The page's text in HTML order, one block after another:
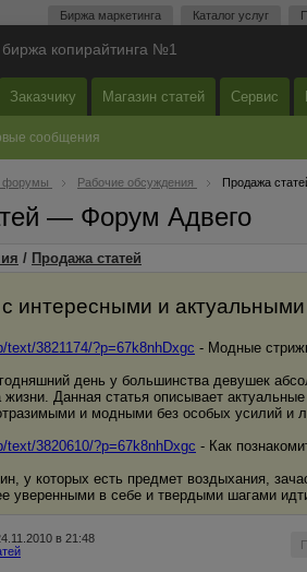
Биржа маркетинга Каталог услуг
биржа копирайтинга №1
Заказчику Магазин статей Сервис
сообщения
форумы Рабочие обсуждения Продажа
— Форум Адвего
/ Продажа статей
с интересными и
text/3821174/?p=67k8nhDxgc - Модные
день у большинства девушек
Данная статья описывает
и модными без особых усилий и
text/3820610/?p=67k8nhDxgc - Как
у которых есть предмет воздыхания,
уверенными в себе и твердыми шагами
в 21:48